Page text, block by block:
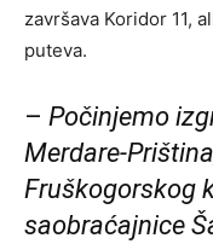
završava Koridor 11,
puteva.
– Počinjemo
Merdare-
Fruškogorskog
saobraćajnice